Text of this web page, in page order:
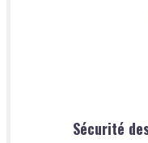
Sécurité